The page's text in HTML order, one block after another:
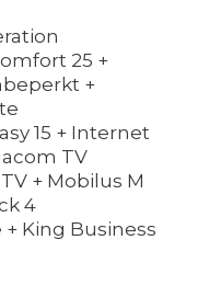
25 +
+
15 + Internet
TV
+ Mobilus M
4
King Business